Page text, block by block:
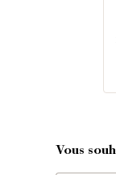
Vous